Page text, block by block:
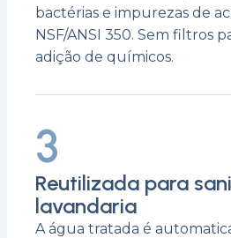
bactérias e impurezas de
NSF/ANSI 350. Sem filtros
adição de químicos.
3
Reutilizada para
lavandaria
A água tratada é